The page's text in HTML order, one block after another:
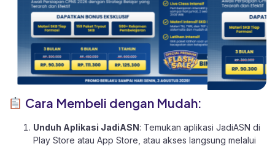
Cara Membeli dengan Mudah:
Unduh Aplikasi JadiASN: Temukan aplikasi JadiASN di
Play Store atau App Store , atau akses langsung melalui